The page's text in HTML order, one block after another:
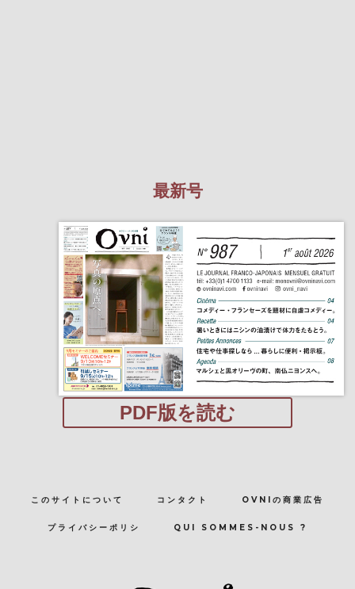
最新号
PDF版を読む
このサイトについて コンタクト OVNIの商業広告
プライバシーポリシ QUI SOMMES-NOUS ?